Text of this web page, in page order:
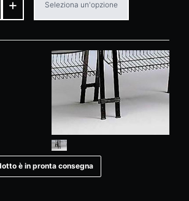
+ Seleziona un'opzione
è in pronta consegna